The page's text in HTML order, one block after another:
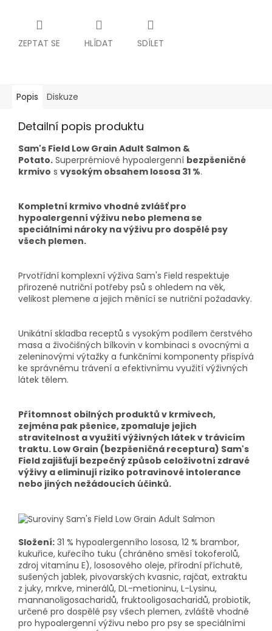
ZEPTAT SE HLÍDAT SDÍLET
Popis Diskuze
Detailní popis produktu
Sam's Field Low Grain Adult Salmon &
Potato. Superprémiové hypoalergenní bezpšeničné
krmivo s vysokým obsahem lososa 31 %.
Kompletní krmivo vhodné zvlášť pro
hypoalergenní výživu nebo plemena se
speciálními nároky na výživu pro dospělé psy
všech plemen.
Prvotřídní komplexní výživa Sam's Field respektuje
přirozené nutriční potřeby psů s ohledem na věk,
velikost plemene a jejich měnící se nutriční požadavky.
Unikátní skladba receptů s vysokým podílem čerstvého
masa a živočišných bílkovin v kombinaci s ovocnými a
zeleninovými výtažky a funkčními komponenty přispívá
ke správnému trávení a efektivnímu využití výživných
látek tělem.
Přítomnost obilných produktů v krmivech,
zejména pak pšenice, zpomaluje jejich
stravitelnost a využití výživných látek v trávicím
traktu. Low Grain (bezpšeničná receptura) Sam's
Field zajišťují bezpečný způsob celoživotní zdravé
výživy a eliminují riziko potravinové intolerance
nebo jiných nežádoucích účinků.
Složení: 31 % hypoalergenního lososa, 12 % brambor,
kukuřice, kuřecího tuku (chráněno směsí tokoferolů,
zdroj vitamínu E), lososového oleje, přírodní příchutě,
sušených jablek, pivovarských kvasnic, rajčat, extraktu
z juky, mrkve, minerálů, DL-metioninu, L-Lysinu,
mannanoligosacharidů, fruktooligosacharidů, probiotik,
určené pro dospělé psy všech plemen, zvláště vhodné
pro hypoalergenní výživu nebo pro psy se speciálními